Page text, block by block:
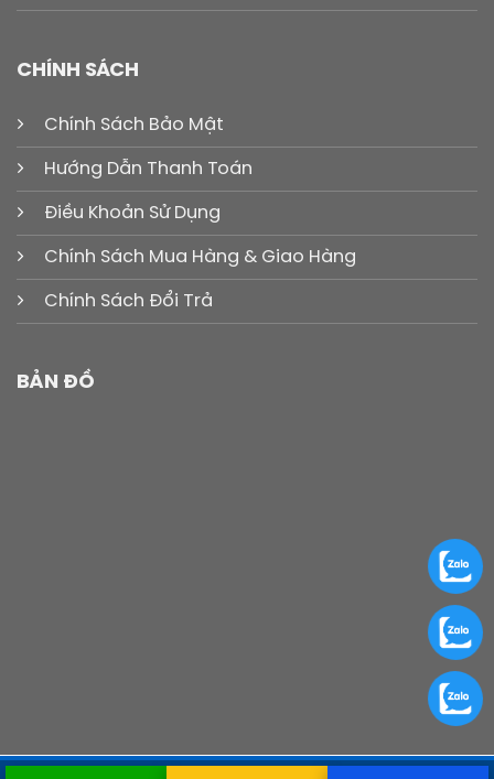
CHÍNH SÁCH
Chính Sách Bảo Mật
Hướng Dẫn Thanh Toán
Điều Khoản Sử Dụng
Chính Sách Mua Hàng & Giao Hàng
Chính Sách Đổi Trả
BẢN ĐỒ